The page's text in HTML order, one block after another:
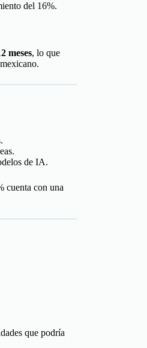
del 16%.
meses, lo que
de IA.
cuenta con una
que podría